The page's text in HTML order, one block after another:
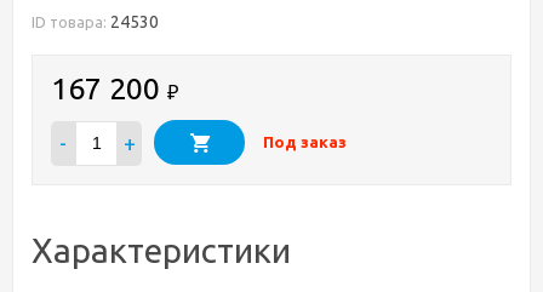
ID товара: 24530
167 200 ₽
- + Под заказ
Характеристики